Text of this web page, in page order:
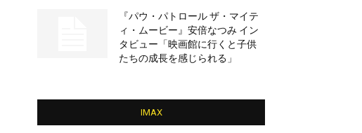
『パウ・パトロール ザ・マイテ
ィ・ムービー』安倍なつみ イン
タビュー「映画館に行くと子供
たちの成長を感じられる」
IMAX